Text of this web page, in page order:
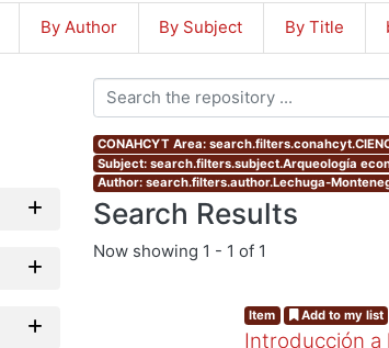
By Author By Subject By Title
CONAHCYT Area:
Subject: search.filters.subject.Arqueología
Author: search.filters.author.Lechuga-
Search Results
Now showing 1 - 1 of 1
Item Add to my list
Introducción a